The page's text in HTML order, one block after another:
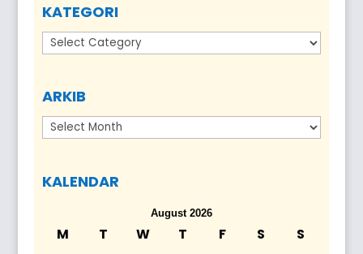
KATEGORI
Kategori
ARKIB
Arkib
KALENDAR
August 2026
M T W T F S
S